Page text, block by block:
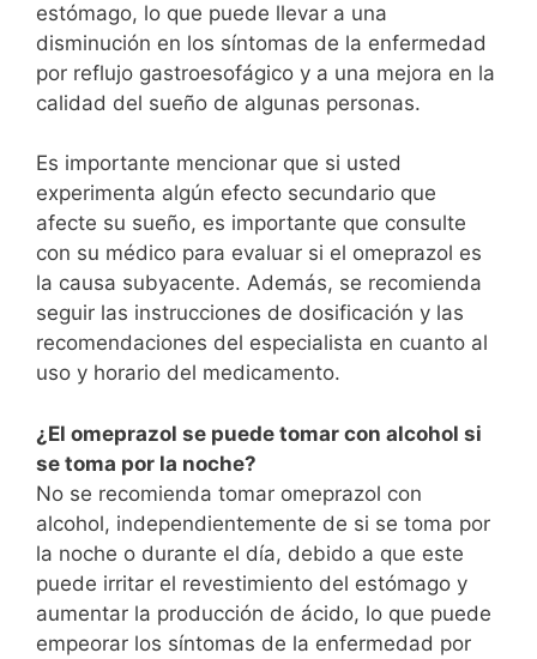
estómago, lo que puede llevar a una
disminución en los síntomas de la enfermedad
por reflujo gastroesofágico y a una mejora en la
calidad del sueño de algunas personas.
Es importante mencionar que si usted
experimenta algún efecto secundario que
afecte su sueño, es importante que consulte
con su médico para evaluar si el omeprazol es
la causa subyacente. Además, se recomienda
seguir las instrucciones de dosificación y las
recomendaciones del especialista en cuanto al
uso y horario del medicamento.
¿El omeprazol se puede tomar con alcohol si
se toma por la noche?
No se recomienda tomar omeprazol con
alcohol, independientemente de si se toma por
la noche o durante el día, debido a que este
puede irritar el revestimiento del estómago y
aumentar la producción de ácido, lo que puede
empeorar los síntomas de la enfermedad por